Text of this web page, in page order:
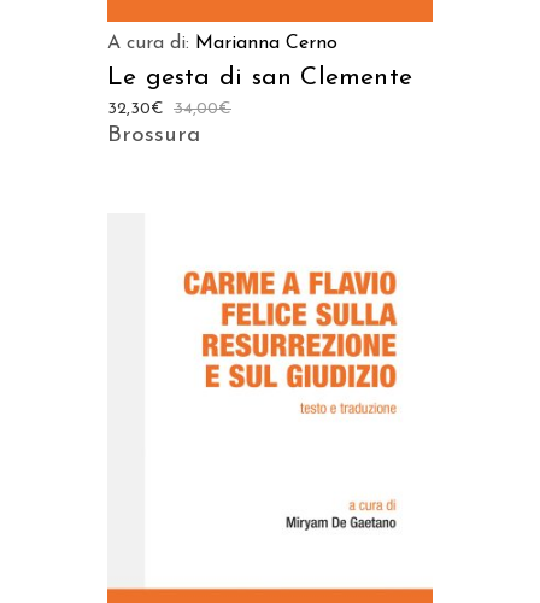
A cura di: Marianna Cerno
Le gesta di san Clemente
34,00€
32,30€
Brossura